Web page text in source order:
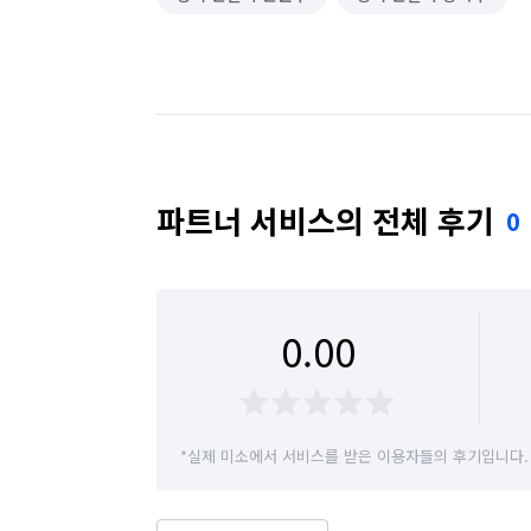
파트너 서비스의 전체 후기 0
0.00
*실제 미소에서 서비스를 받은 이용자들의 후기입니다.